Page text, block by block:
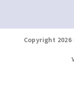
Copyright 2026